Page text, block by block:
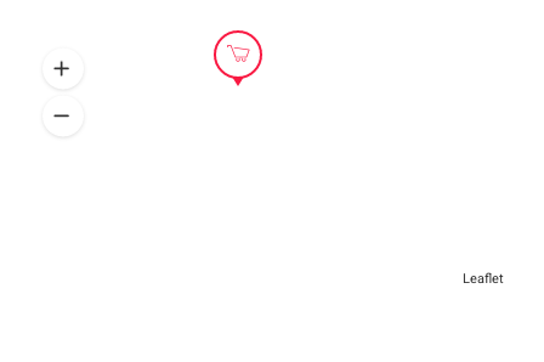
Leaflet